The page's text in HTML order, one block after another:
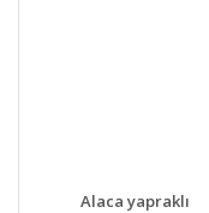
Alaca yapraklı